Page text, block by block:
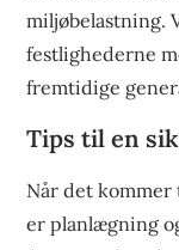
miljøbelastning.
festlighederne
fremtidige
Tips til en
Når det
er planlægning